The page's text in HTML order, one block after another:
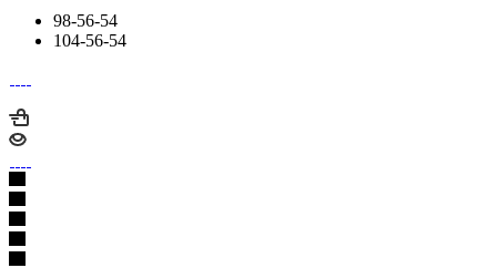
98-56-54
104-56-54